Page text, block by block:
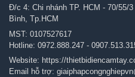
Đ/c 4: Chi nhánh TP. HCM - 70/55/
Bình, Tp.HCM
MST: 0107527617
Hotline: 0972.888.247 -
Website: https://
Email hỗ trợ: